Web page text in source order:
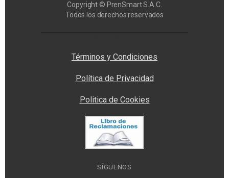
Copyright © PrenSmart S.A.C.
Todos los derechos reservados
Términos y Condiciones
Política de Privacidad
Politica de Cookies
SÍGUENOS